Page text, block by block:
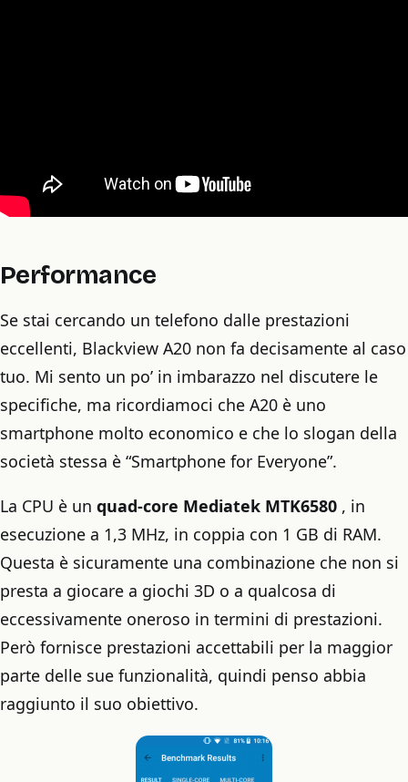
Performance
Se stai cercando un telefono dalle prestazioni
eccellenti, Blackview A20 non fa decisamente al caso
tuo. Mi sento un po’ in imbarazzo nel discutere le
specifiche, ma ricordiamoci che A20 è uno
smartphone molto economico e che lo slogan della
società stessa è “Smartphone for Everyone”.
La CPU è un quad-core Mediatek MTK6580 , in
esecuzione a 1,3 MHz, in coppia con 1 GB di RAM.
Questa è sicuramente una combinazione che non si
presta a giocare a giochi 3D o a qualcosa di
eccessivamente oneroso in termini di prestazioni.
Però fornisce prestazioni accettabili per la maggior
parte delle sue funzionalità, quindi penso abbia
raggiunto il suo obiettivo.